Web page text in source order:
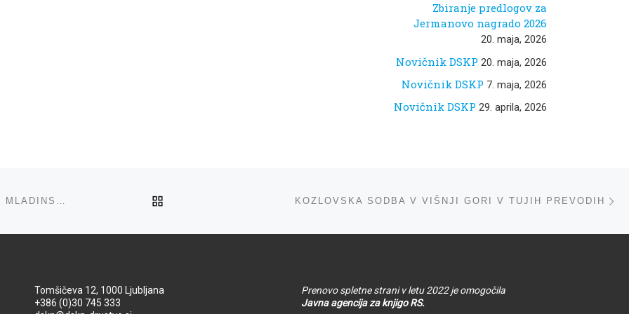
Zbiranje predlogov za
Jermanovo nagrado 2026
20. maja, 2026
Novičnik DSKP 20. maja, 2026
Novičnik DSKP 7. maja, 2026
Novičnik DSKP 29. aprila, 2026
PREVOD V PIŽAMI: PREVAJANJE BESEDNIH IGER V MLADINSKI KNJIŽEVNOSTI KOZLOVSKA SODBA V VIŠNJI GORI V TUJIH PREVODIH
Tomšičeva 12, 1000 Ljubljana
+386 (0)30 745 333
Prenovo spletne strani v letu 2022 je omogočila
Javna agencija za knjigo RS.